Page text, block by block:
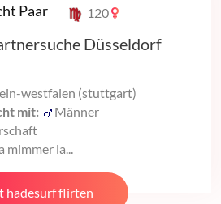
Paar 120
Düsseldorf
westfalen (stuttgart)
mit:
Männer
mimmer la...
hadesurf flirten